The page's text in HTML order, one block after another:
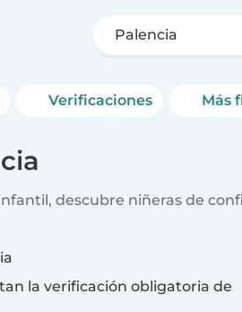
Palencia
Verificaciones Más
descubre niñeras de
la verificación obligatoria de